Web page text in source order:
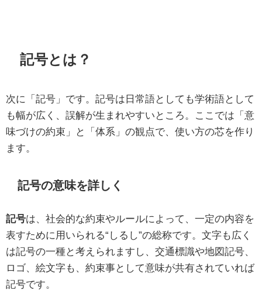
記号とは？
次に「記号」です。記号は日常語としても学術語として
も幅が広く、誤解が生まれやすいところ。ここでは「意
味づけの約束」と「体系」の観点で、使い方の芯を作り
ます。
記号の意味を詳しく
記号は、社会的な約束やルールによって、一定の内容を
表すために用いられる“しるし”の総称です。文字も広く
は記号の一種と考えられますし、交通標識や地図記号、
ロゴ、絵文字も、約束事として意味が共有されていれば
記号です。